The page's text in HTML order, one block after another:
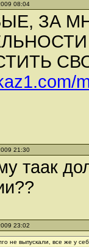
08:04
ЗА
21:30
таак
23:02
не выпускали, все же у